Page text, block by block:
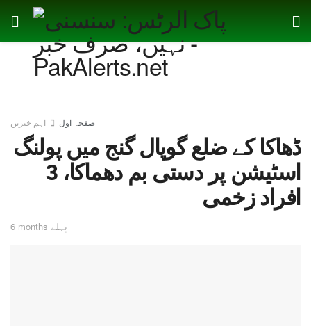
صفحہ اول اہم خبریں
ڈھاکا کے ضلع گوپال گنج میں پولنگ
اسٹیشن پر دستی بم دھماکا، 3
افراد زخمی
6 months پہلے